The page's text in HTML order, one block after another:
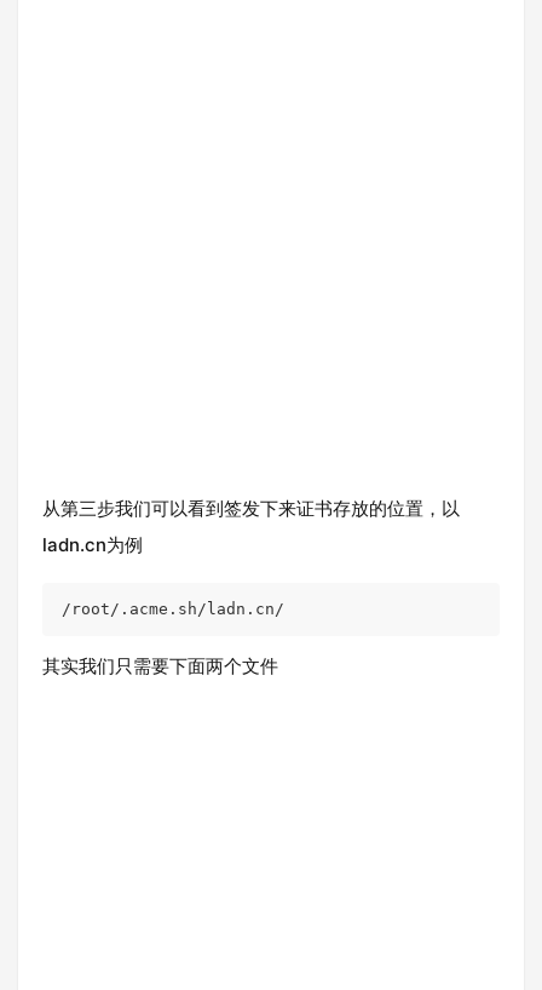
从第三步我们可以看到签发下来证书存放的位置，以
ladn.cn为例
/root/ .acme.sh/ladn.cn/
其实我们只需要下面两个文件